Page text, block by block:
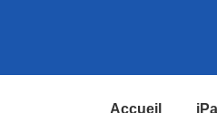
Accueil